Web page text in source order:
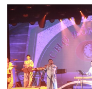
Long (số 31 - 33 phố